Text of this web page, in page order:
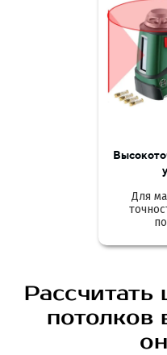
Для
потолков